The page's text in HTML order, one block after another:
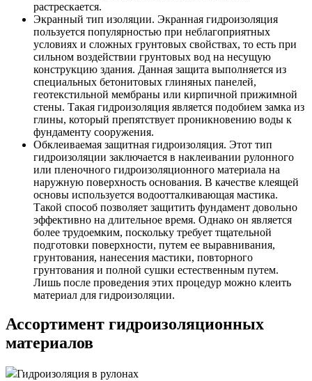
растрескается.
Экранный тип изоляции. Экранная гидроизоляция
пользуется популярностью при неблагоприятных
условиях и сложных грунтовых свойствах, то есть при
сильном воздействии грунтовых вод на несущую
конструкцию здания. Данная защита выполняется из
специальных бетонитовых глиняных панелей,
геотекстильной мембраны или кирпичной прижимной
стены. Такая гидроизоляция является подобием замка из
глины, который препятствует проникновению воды к
фундаменту сооружения.
Обклеиваемая защитная гидроизоляция. Этот тип
гидроизоляции заключается в наклеивании рулонного
или пленочного гидроизоляционного материала на
наружную поверхность основания. В качестве клеящей
основы используется водоотталкивающая мастика.
Такой способ позволяет защитить фундамент довольно
эффективно на длительное время. Однако он является
более трудоемким, поскольку требует тщательной
подготовки поверхности, путем ее выравнивания,
грунтования, нанесения мастики, повторного
грунтования и полной сушки естественным путем.
Лишь после проведения этих процедур можно клеить
материал для гидроизоляции.
Ассортимент гидроизоляционных
материалов
Гидроизоляция в рулонах